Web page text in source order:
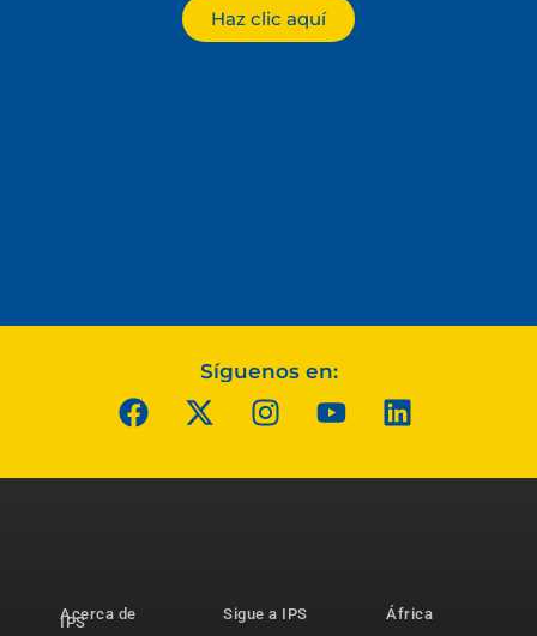
Haz clic aquí
Síguenos en:
Acerca de
IPS
Sigue a IPS
África